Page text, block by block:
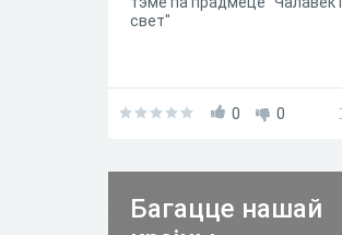
свет"
0 0
Багацце нашай